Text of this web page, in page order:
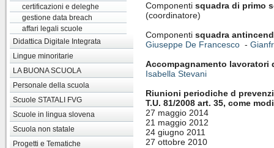
certificazioni e deleghe
gestione data breach
affari legali scuole
Didattica Digitale Integrata
Lingue minoritarie
LA BUONA SCUOLA
Personale della scuola
Scuole STATALI FVG
Scuole in lingua slovena
Scuola non statale
Progetti e Tematiche
Componenti squadra di primo
(coordinatore)
Componenti squadra
Giuseppe De Francesco-
Accompagnamento lavoratori
Isabella Stevani
Riunioni periodiche d
T.U. 81/2008 art. 35, come
27 maggio 2014
21 maggio 2012
24 giugno 2011
27 ottobre 2010